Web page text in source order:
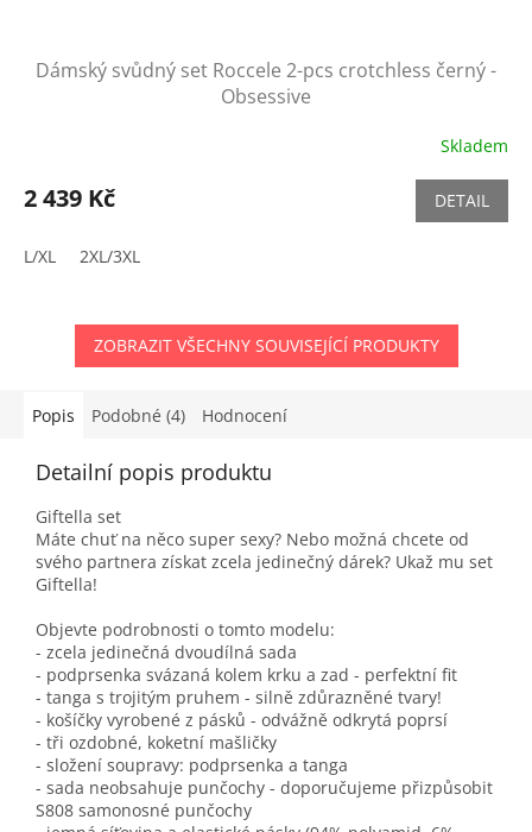
Dámský svůdný set Roccele 2-pcs crotchless černý -
Obsessive
Skladem
2 439 Kč DETAIL
L/XL 2XL/3XL
ZOBRAZIT VŠECHNY SOUVISEJÍCÍ PRODUKTY
Popis Podobné (4) Hodnocení
Detailní popis produktu
Giftella set
Máte chuť na něco super sexy? Nebo možná chcete od
svého partnera získat zcela jedinečný dárek? Ukaž mu set
Giftella!
Objevte podrobnosti o tomto modelu:
- zcela jedinečná dvoudílná sada
- podprsenka svázaná kolem krku a zad - perfektní fit
- tanga s trojitým pruhem - silně zdůrazněné tvary!
- košíčky vyrobené z pásků - odvážně odkrytá poprsí
- tři ozdobné, koketní mašličky
- složení soupravy: podprsenka a tanga
- sada neobsahuje punčochy - doporučujeme přizpůsobit
S808 samonosné punčochy